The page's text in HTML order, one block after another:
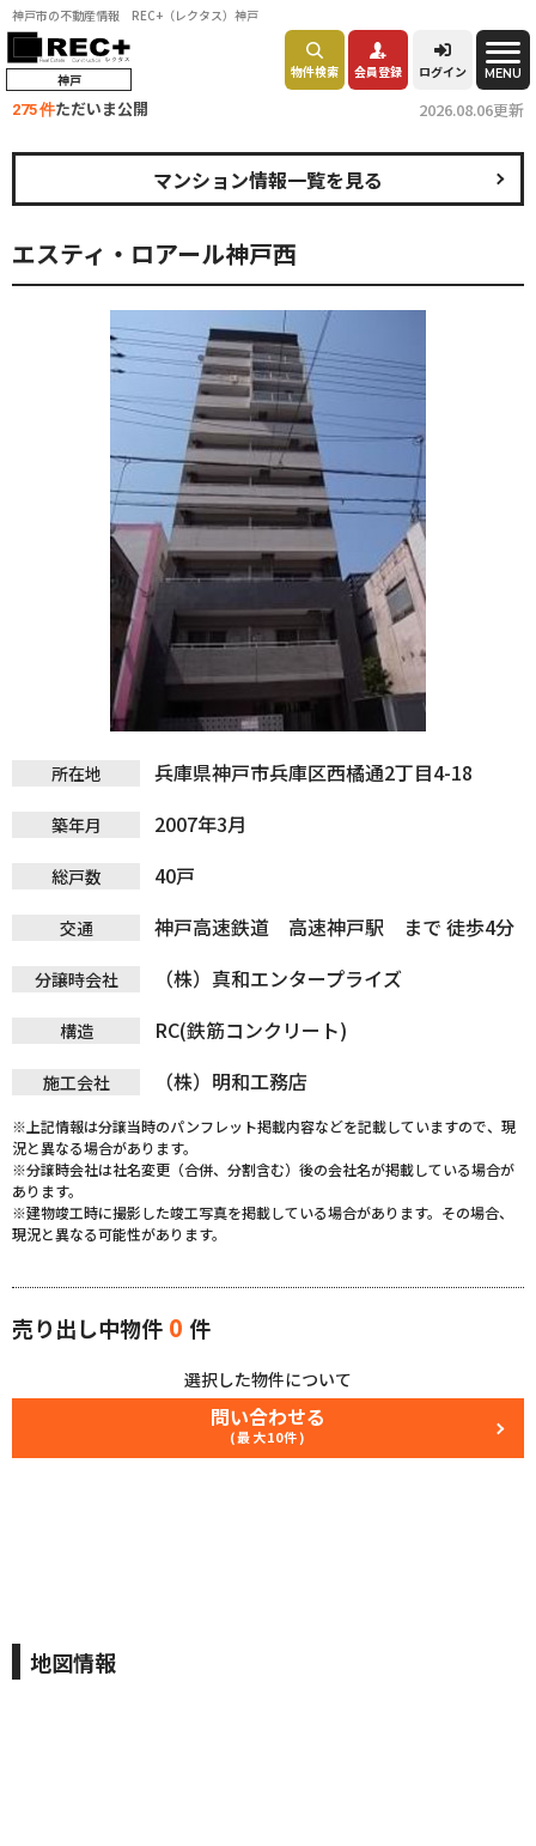
神戸市の不動産情報 REC+（レクタス）神戸
神戸 物件検索 会員登録 ログイン MENU
275 件ただいま公開 2026.08.06更新
エスティ・ロアール神戸西
マンション情報一覧を見る
所在地 兵庫県神戸市兵庫区西橘通2丁目4-18
築年月 2007年3月
総戸数 40戸
交通 神戸高速鉄道 高速神戸駅 まで 徒歩4分
分譲時会社 （株）真和エンタープライズ
構造 RC(鉄筋コンクリート)
施工会社 （株）明和工務店
※上記情報は分譲当時のパンフレット掲載内容などを記載していますので、現
況と異なる場合があります。
※分譲時会社は社名変更（合併、分割含む）後の会社名が掲載している場合が
あります。
※建物竣工時に撮影した竣工写真を掲載している場合があります。その場合、
現況と異なる可能性があります。
売り出し中物件 0 件
選択した物件について
問い合わせる
(最大10件)
地図情報